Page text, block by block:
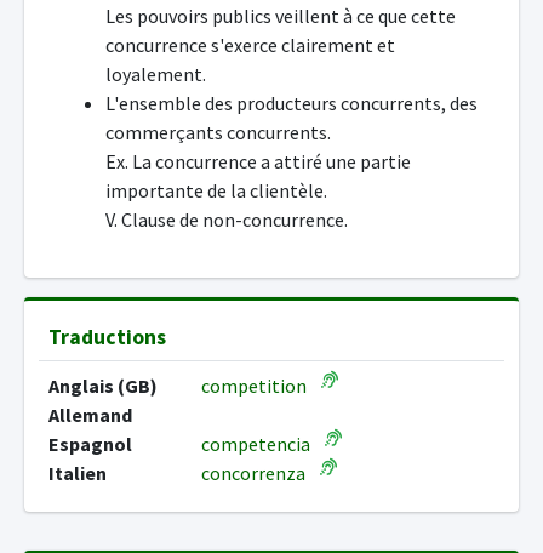
Les pouvoirs publics veillent à ce que cette
concurrence s'exerce clairement et
loyalement.
L'ensemble des producteurs concurrents, des
commerçants concurrents.
Ex. La concurrence a attiré une partie
importante de la clientèle.
V. Clause de non-concurrence.
Traductions
Anglais (GB)
competition
Allemand
Espagnol
competencia
Italien
concorrenza